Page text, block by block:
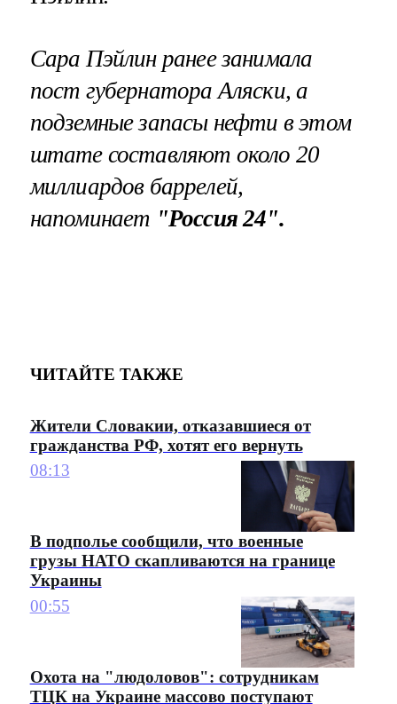
Сара Пэйлин ранее занимала
пост губернатора Аляски, а
подземные запасы нефти в этом
штате составляют около 20
миллиардов баррелей,
напоминает "Россия 24".
ЧИТАЙТЕ ТАКЖЕ
Жители Словакии, отказавшиеся от
гражданства РФ, хотят его вернуть
08:13
В подполье сообщили, что военные
грузы НАТО скапливаются на границе
Украины
00:55
Охота на "людоловов": сотрудникам
ТЦК на Украине массово поступают